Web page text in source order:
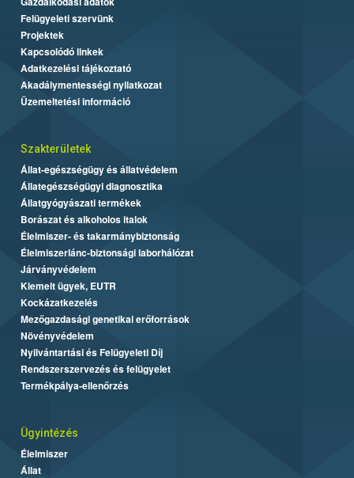
Felügyeleti szervünk
Projektek
Kapcsolódó linkek
Adatkezelési tájékoztató
Akadálymentességi nyilatkozat
Üzemeltetési információ
Szakterületek
Állat-egészségügy és állatvédelem
Állategészségügyi diagnosztika
Állatgyógyászati termékek
Borászat és alkoholos italok
Élelmiszer- és takarmánybiztonság
Élelmiszerlánc-biztonsági laborhálózat
Járványvédelem
Kiemelt ügyek, EUTR
Kockázatkezelés
Mezőgazdasági genetikai erőforrások
Növényvédelem
Nyilvántartási és Felügyeleti Díj
Rendszerszervezés és felügyelet
Termékpálya-ellenőrzés
Ügyintézés
Élelmiszer
Állat